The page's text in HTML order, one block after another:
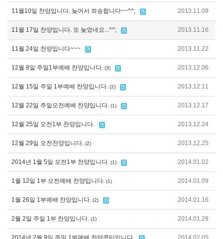
11월10일 찬양입니다. 늦어서 죄송합니다~~^^; 2013.11.09
11월 17일 찬양입니다. 또 늦었네요...^^; 2013.11.16
11월 24일 찬양입니다~~~ 2013.11.22
12월 8일 주일1부예배 찬양입니다. (3) 2013.12.06
12월 15일 주일 1부예배 찬양입니다. (2) 2013.12.11
12월 22일 주일오전예배 찬양입니다. (1) 2013.12.17
12월 25일 오전1부 찬양입니다. 2013.12.24
12월 29일 오전찬양입니다. (2) 2013.12.25
2014년 1월 5일 오전1부 찬양입니다. (1) 2014.01.02
1월 12일 1부 오전예배 찬양입니다. (1) 2014.01.09
1월 26일 1부예배 찬양입니다. (2) 2014.01.16
2월 2일 주일 1부 찬양입니다. (1) 2014.01.28
2014년 2월 9일 주일 1부예배 찬양콘티입니다. 2014.02.05